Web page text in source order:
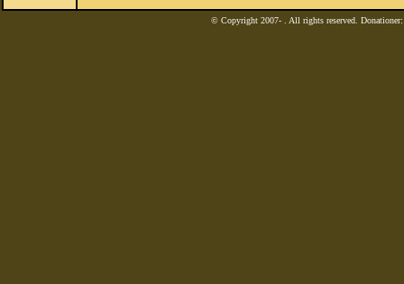
© Copyright 2007- . All rights reserved.